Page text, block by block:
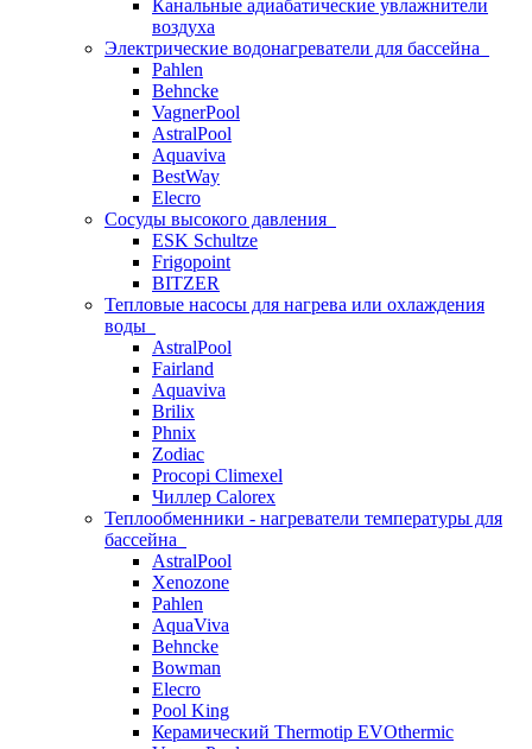
Канальные адиабатические увлажнители
воздуха
Электрические водонагреватели для бассейна
Pahlen
Behncke
VagnerPool
AstralPool
Aquaviva
BestWay
Elecro
Сосуды высокого давления
ESK Schultze
Frigopoint
BITZER
Тепловые насосы для нагрева или охлаждения
воды
AstralPool
Fairland
Aquaviva
Brilix
Phnix
Zodiac
Procopi Climexel
Чиллер Calorex
Теплообменники - нагреватели температуры для
бассейна
AstralPool
Xenozone
Pahlen
AquaViva
Behncke
Bowman
Elecro
Pool King
Керамический Thermotip EVOthermic